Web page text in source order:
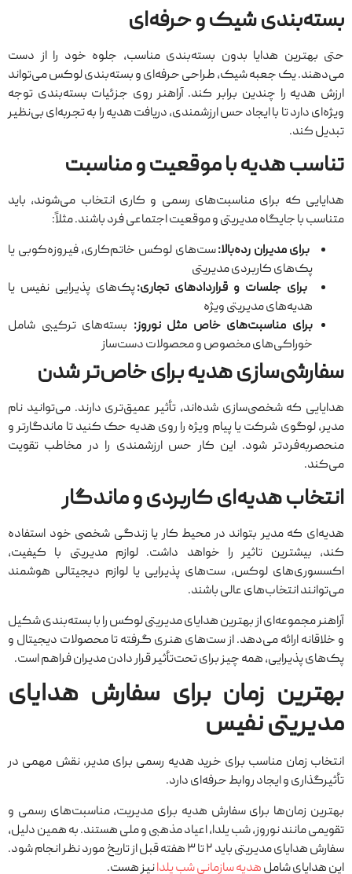
بسته‌بندی شیک و حرفه‌ای
حتی بهترین هدایا بدون بسته‌بندی مناسب، جلوه‌ خود را از دست
می‌دهند. یک جعبه‌ شیک، طراحی حرفه‌ای و بسته‌بندی لوکس می‌تواند
ارزش هدیه را چندین برابر کند. آراهنر روی جزئیات بسته‌بندی توجه
ویژه‌ای دارد تا با ایجاد حس ارزشمندی، دریافت هدیه را به تجربه‌ای بی‌نظیر
تبدیل کند.
تناسب هدیه با موقعیت و مناسبت
هدایایی که برای مناسبت‌های رسمی و کاری انتخاب می‌شوند، باید
متناسب با جایگاه مدیریتی و موقعیت اجتماعی فرد باشند. مثلاً:
برای مدیران رده‌بالا:ست‌های لوکس خاتم‌کاری، فیروزه‌کوبی یا
پک‌های کاربردی مدیریتی
برای جلسات و قراردادهای تجاری:پک‌های پذیرایی نفیس یا
هدیه‌های مدیریتی ویژه
برای مناسبت‌های خاص مثل نوروز: بسته‌های ترکیبی شامل
خوراکی‌های مخصوص و محصولات دست‌ساز
سفارشی‌سازی هدیه برای خاص‌تر شدن
هدایایی که شخصی‌سازی شده‌اند، تأثیر عمیق‌تری دارند. می‌توانید نام
مدیر، لوگوی شرکت یا پیام ویژه را روی هدیه حک کنید تا ماندگارتر و
منحصربه‌فردتر شود. این کار حس ارزشمندی را در مخاطب تقویت
می‌کند.
انتخاب هدیه‌ای کاربردی و ماندگار
هدیه‌ای که مدیر بتواند در محیط کار یا زندگی شخصی خود استفاده
کند، بیشترین تاثیر را خواهد داشت. لوازم مدیریتی با کیفیت،
اکسسوری‌های لوکس، ست‌های پذیرایی یا لوازم دیجیتالی هوشمند
می‌توانند انتخاب‌های عالی باشند.
آراهنر مجموعه‌ای از بهترین هدایای مدیریتی لوکس را با بسته‌بندی شکیل
و خلاقانه ارائه می‌دهد. از ست‌های هنری گرفته تا محصولات دیجیتال و
پک‌های پذیرایی، همه چیز برای تحت‌تأثیر قرار دادن مدیران فراهم است.
بهترین زمان برای سفارش هدایای
مدیریتی نفیس
انتخاب زمان مناسب برای خرید هدیه رسمی برای مدیر، نقش مهمی در
تأثیرگذاری و ایجاد روابط حرفه‌ای دارد.
بهترین زمان‌ها برای سفارش هدیه برای مدیریت، مناسبت‌های رسمی و
تقویمی مانند نوروز، شب یلدا، اعیاد مذهبی و ملی هستند. به همین دلیل،
سفارش هدایای مدیریتی باید ۲ تا ۳ هفته قبل از تاریخ مورد نظر انجام شود.
این هدایای شاملهدیه سازمانی شب یلدانیز هست.